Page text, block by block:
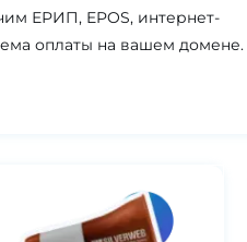
ЕРИП, EPOS, интернет-
оплаты на вашем домене.